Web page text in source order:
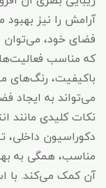
آرامش را نیز بهبود
فضای خود، می‌توان
که مناسب
باکیفیت، رنگ‌های
می‌تواند به ایجاد
نکات کلیدی مانند
دکوراسیون
مناسب، همگی به
آن کمک می‌کند. با